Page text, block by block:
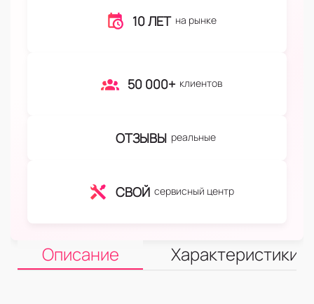
10 ЛЕТ на рынке
50 000+ клиентов
ОТЗЫВЫ реальные
СВОЙ сервисный центр
Описание Характеристики